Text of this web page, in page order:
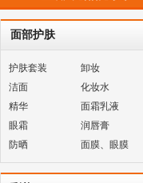
面部护肤
护肤套装
卸妆
洁面
化妆水
精华
面霜乳液
眼霜
润唇膏
防晒
面膜、眼膜